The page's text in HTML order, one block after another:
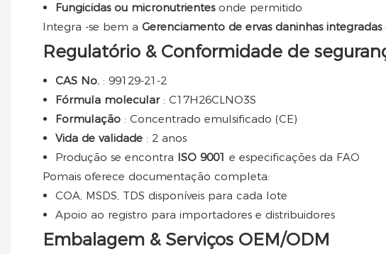
Fungicidas ou micronutrientes onde permitido
Integra -se bem a Gerenciamento de ervas daninhas integradas
Regulatório & Conformidade de
CAS No. : 99129-21-2
Fórmula molecular : C17H26CLNO3S
Formulação : Concentrado emulsificado (CE)
Vida de validade : 2 anos
Produção se encontra ISO 9001 e especificações da FAO
Pomais oferece documentação completa:
COA, MSDS, TDS disponíveis para cada lote
Apoio ao registro para importadores e distribuidores
Embalagem & Serviços OEM/ODM